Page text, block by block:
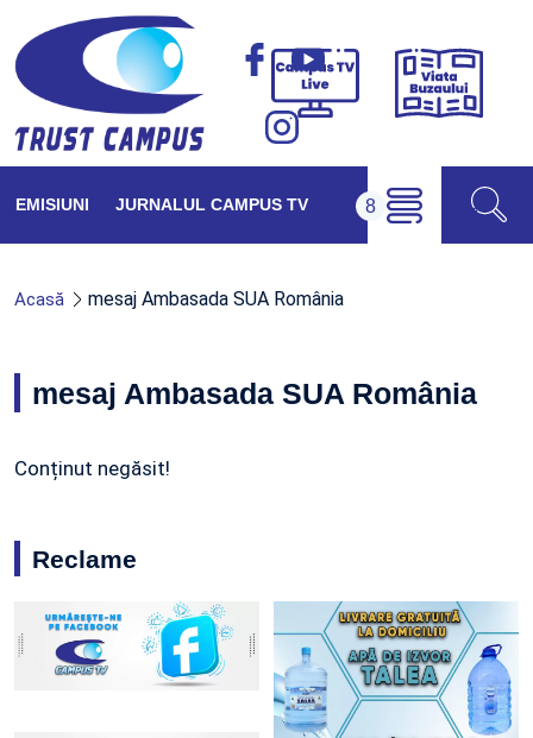
Campus
Viața
EMISIUNI JURNALUL CAMPUS TV
Acasă mesaj Ambasada SUA România
mesaj Ambasada SUA România
Conținut negăsit!
Reclame